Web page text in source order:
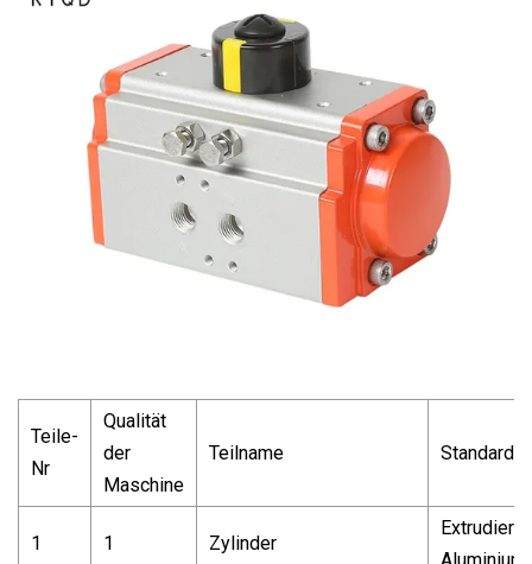
Teile-
Nr
Qualität
der
Maschine
Teilname
1 1 Zylinder
Extrudierte